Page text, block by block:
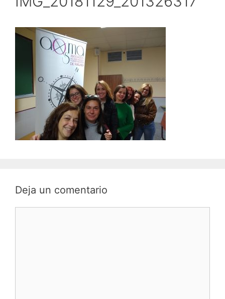
Deja un comentario